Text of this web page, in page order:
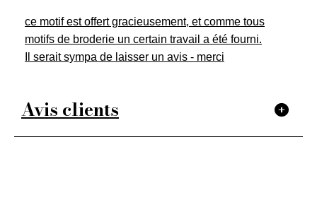
ce motif est offert gracieusement, et comme tous
motifs de broderie un certain travail a été fourni.
Il serait sympa de laisser un avis - merci
Avis clients